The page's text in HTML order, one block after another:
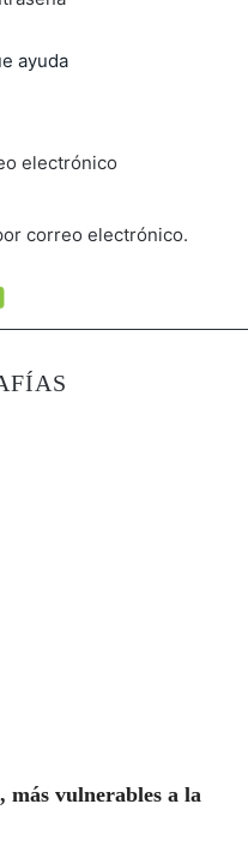
ayuda
electrónico
correo electrónico.
más vulnerables a la